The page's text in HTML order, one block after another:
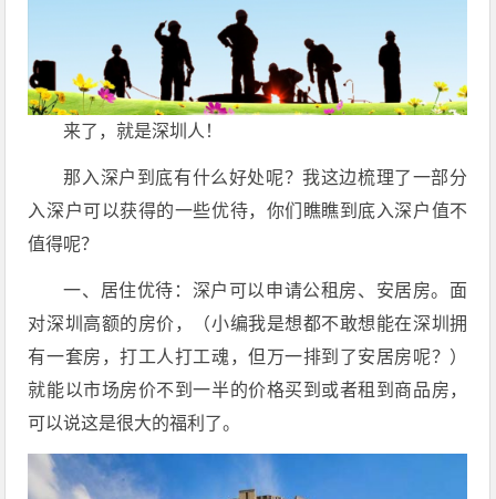
来了，就是深圳人！
那入深户到底有什么好处呢？我这边梳理了一部分
入深户可以获得的一些优待，你们瞧瞧到底入深户值不
值得呢？
一、居住优待：深户可以申请公租房、安居房。面
对深圳高额的房价，（小编我是想都不敢想能在深圳拥
有一套房，打工人打工魂，但万一排到了安居房呢？）
就能以市场房价不到一半的价格买到或者租到商品房，
可以说这是很大的福利了。